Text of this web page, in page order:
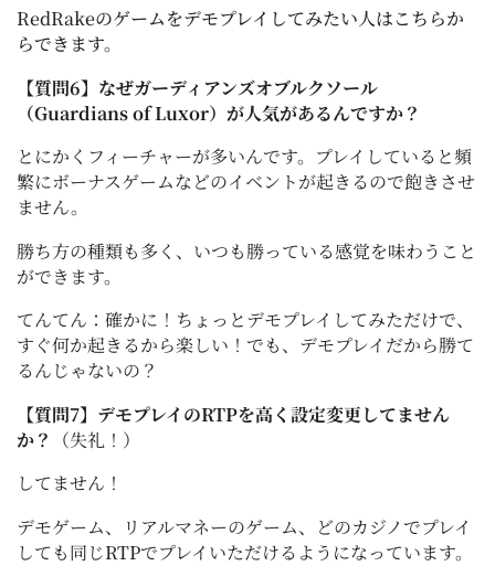
RedRakeのゲームをデモプレイしてみたい人はこちらか
らできます。
【質問6】なぜガーディアンズオブルクソール
（Guardians of Luxor）が人気があるんですか？
とにかくフィーチャーが多いんです。プレイしていると頻
繁にボーナスゲームなどのイベントが起きるので飽きさせ
ません。
勝ち方の種類も多く、いつも勝っている感覚を味わうこと
ができます。
てんてん：確かに！ちょっとデモプレイしてみただけで、
すぐ何か起きるから楽しい！でも、デモプレイだから勝て
るんじゃないの？
【質問7】デモプレイのRTPを高く設定変更してません
か？
（失礼！）
してません！
デモゲーム、リアルマネーのゲーム、どのカジノでプレイ
しても同じRTPでプレイいただけるようになっています。